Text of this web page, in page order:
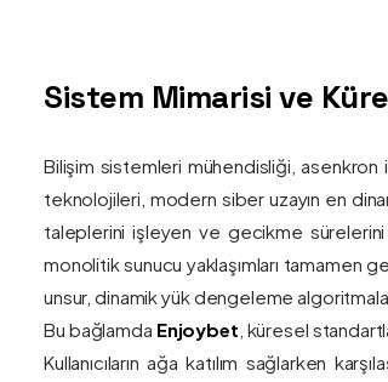
Sistem Mimarisi ve
Bilişim sistemleri mühendisliği,
teknolojileri, modern siber uzayın en
taleplerini işleyen ve gecikme
monolitik sunucu yaklaşımları tamamen
unsur, dinamik yük dengeleme
Bu bağlamda Enjoybet , küresel
Kullanıcıların ağa katılım sağlarken